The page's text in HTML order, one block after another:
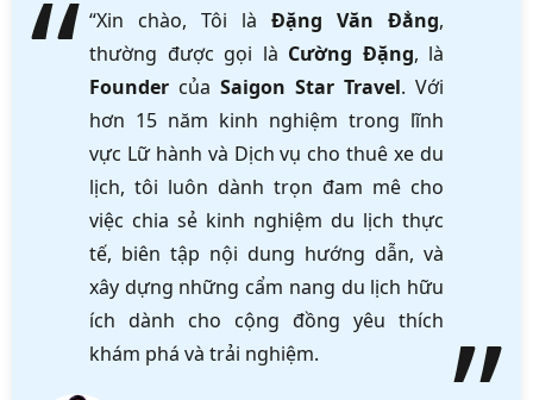
“Xin chào, Tôi là Đặng Văn Đẳng,
thường được gọi là Cường Đặng, là
Founder của Saigon Star Travel. Với
hơn 15 năm kinh nghiệm trong lĩnh
vực Lữ hành và Dịch vụ cho thuê xe du
lịch, tôi luôn dành trọn đam mê cho
việc chia sẻ kinh nghiệm du lịch thực
tế, biên tập nội dung hướng dẫn, và
xây dựng những cẩm nang du lịch hữu
ích dành cho cộng đồng yêu thích
khám phá và trải nghiệm.